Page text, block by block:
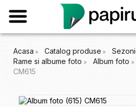
Acasa Catalog produse
Rame si albume foto
Album foto
CM615